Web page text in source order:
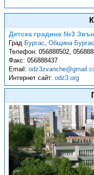
Детска градина №3
Град Бургас,Община Бургас
Телефон:056888502,
Факс:056888437
Email:
Интернет сайт:odz3.org